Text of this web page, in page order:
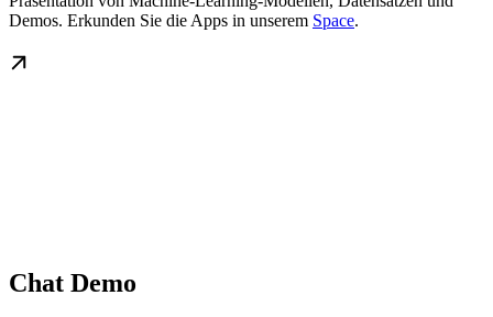
Demos. Erkunden Sie die Apps in unserem Space.
Chat Demo